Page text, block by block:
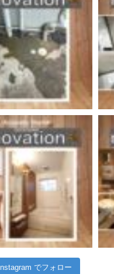
Instagram でフォロー